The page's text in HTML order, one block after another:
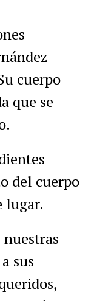
cuerpo
que se
del cuerpo
lugar.
nuestras
sus